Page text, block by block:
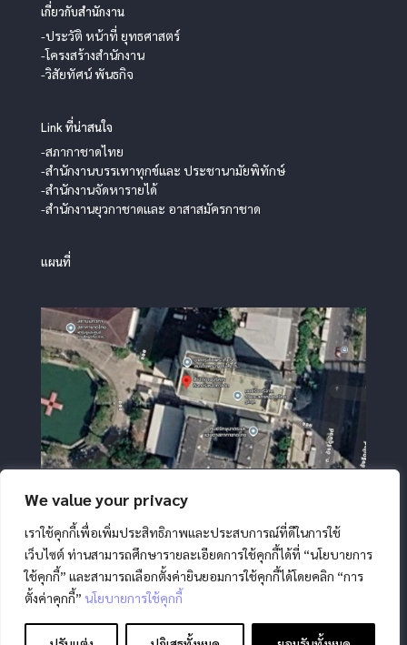
We value your privacy
เราใช้คุกกี้เพื่อเพิ่มประสิทธิภาพและประสบการณ์ที่ดีในการใช้
เว็บไซต์ ท่านสามารถศึกษารายละเอียดการใช้คุกกี้ได้ที่ “นโยบายการ
ใช้คุกกี้” และสามารถเลือกตั้งค่ายินยอมการใช้คุกกี้ได้โดยคลิก “การ
ตั้งค่าคุกกี้” นโยบายการใช้คุกกี้
เกี่ยวกับสำนักงาน
-ประวัติ หน้าที่ ยุทธศาสตร์
-โครงสร้างสำนักงาน
-วิสัยทัศน์ พันธกิจ
Link ที่น่าสนใจ
-สภากาชาดไทย
-สำนักงานบรรเทาทุกข์และ ประชานามัยพิทักษ์
-สำนักงานจัดหารายได้
-สำนักงานยุวกาชาดและ อาสาสมัครกาชาด
แผนที่
ส่วนบุคคล
นโยบายคุกกี้ |ข้อตกลงการใช้งาน | มาตรการ